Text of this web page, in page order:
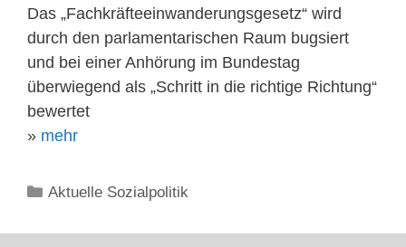
Das „Fachkräfteeinwanderungsgesetz“ wird
durch den parlamentarischen Raum bugsiert
und bei einer Anhörung im Bundestag
überwiegend als „Schritt in die richtige Richtung“
bewertet
» mehr
Kategorien
Aktuelle Sozialpolitik